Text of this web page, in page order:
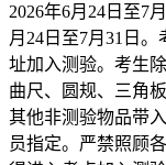
2026年6月24日至7
月24日至7月31日
址加入测验。考生
曲尺、圆规、三角
其他非测验物品带
员指定。严禁照顾